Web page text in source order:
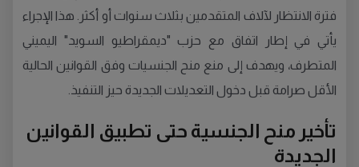
فترة الانتظار لآلاف المتقدمين بثلاث سنوات أو أكثر. هذا الإجراء
يأتي في إطار اتفاق مع حزب "ديمقراطيو السويد" اليميني
المتطرف، ويهدف إلى منع منح الجنسيات وفق القوانين الحالية
الأقل صرامة قبل دخول التعديلات الجديدة حيز التنفيذ.
تأخير منح الجنسية حتى تطبيق القوانين
الجديدة